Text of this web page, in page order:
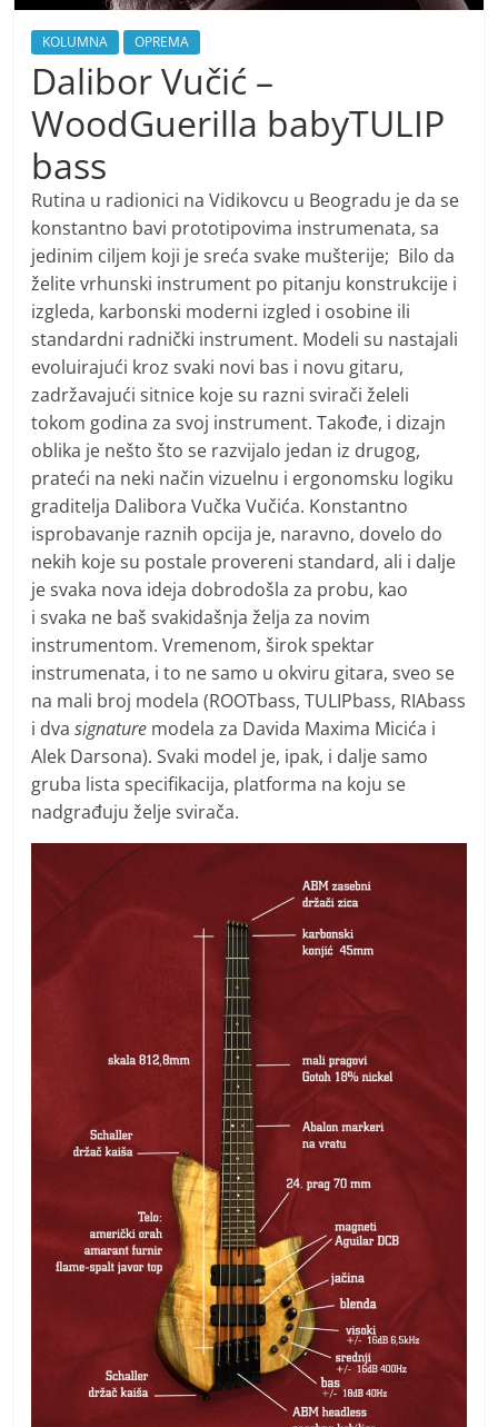
KOLUMNA OPREMA
Dalibor Vučić –
WoodGuerilla babyTULIP
bass
Rutina u radionici na Vidikovcu u Beogradu je da se
konstantno bavi prototipovima instrumenata, sa
jedinim ciljem koji je sreća svake mušterije; Bilo da
želite vrhunski instrument po pitanju konstrukcije i
izgleda, karbonski moderni izgled i osobine ili
standardni radnički instrument. Modeli su nastajali
evoluirajući kroz svaki novi bas i novu gitaru,
zadržavajući sitnice koje su razni svirači želeli
tokom godina za svoj instrument. Takođe, i dizajn
oblika je nešto što se razvijalo jedan iz drugog,
prateći na neki način vizuelnu i ergonomsku logiku
graditelja Dalibora Vučka Vučića. Konstantno
isprobavanje raznih opcija je, naravno, dovelo do
nekih koje su postale provereni standard, ali i dalje
je svaka nova ideja dobrodošla za probu, kao
i svaka ne baš svakidašnja želja za novim
instrumentom. Vremenom, širok spektar
instrumenata, i to ne samo u okviru gitara, sveo se
na mali broj modela (ROOTbass, TULIPbass, RIAbass
i dvasignature modela za Davida Maxima Micića i
Alek Darsona). Svaki model je, ipak, i dalje samo
gruba lista specifikacija, platforma na koju se
nadgrađuju želje svirača.